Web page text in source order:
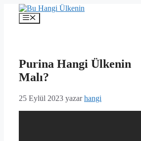
İçeriğe
Menü
Purina Hangi Ülkenin
Malı?
25 Eylül 2023 yazarhangi